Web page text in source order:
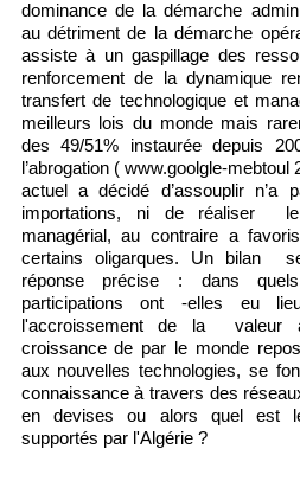
dominance de la démarche
au détriment de la démarche
assiste à un gaspillage des
renforcement de la dynamique
transfert de technologique et
meilleurs lois du monde mais
des 49/51% instaurée depuis
l’abrogation ( www.goolgle-mebtoul
actuel a décidé d’assouplir n’a
importations, ni de réaliser le
managérial, au contraire a
certains oligarques. Un bilan
réponse précise : dans
participations ont -elles eu
l'accroissement de la valeur
croissance de par le monde
aux nouvelles technologies, se
connaissance à travers des
en devises ou alors quel est
supportés par l'Algérie ?